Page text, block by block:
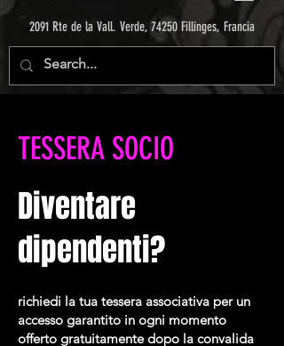
2091 Rte de la Vall. Verde, 74250 Fillinges, Francia
TESSERA SOCIO
Diventare
dipendenti?
richiedi la tua tessera associativa per un
accesso garantito in ogni momento
offerto gratuitamente dopo la convalida